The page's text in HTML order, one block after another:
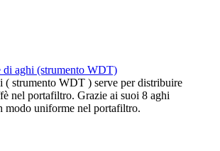
di aghi (strumento WDT)
( strumento WDT ) serve per distribuire
nel portafiltro. Grazie ai suoi 8 aghi
modo uniforme nel portafiltro.